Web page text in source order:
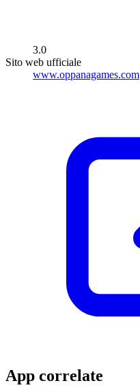
3.0
Sito web ufficiale
www.oppanagames.com
App correlate